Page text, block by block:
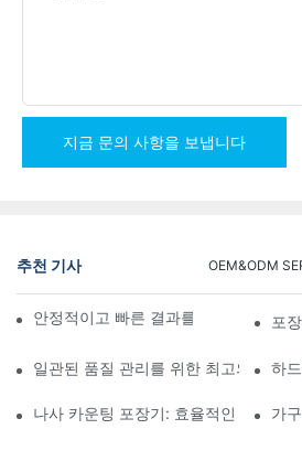
지금 문의 사항을 보냅니다
추천 기사 OEM&ODM
안정적이고 빠른 결과를 위한 나사 카
포
일관된 품질 관리를 위한 최고의 하드
하
나사 카운팅 포장기: 효율적인 포장을
가